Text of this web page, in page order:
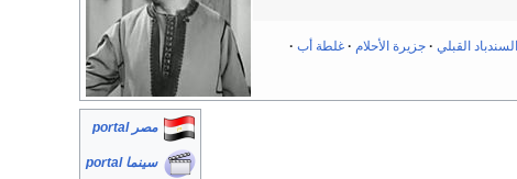
القبلي جزيرة الأحلام
غلطة أب
مصر portal
سينما portal